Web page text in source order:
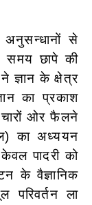
से
समय छापे की
ज्ञान के क्षेत्र
का प्रकाश
चारों ओर फैलने
का अध्ययन
पादरी को
के वैज्ञानिक
परिवर्तन ला